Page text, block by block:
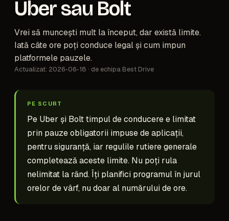
Uber sau Bolt
Vrei să muncești mult la început, dar există limite.
Iată câte ore poți conduce legal și cum impun
platformele pauzele.
Actualizat: 2026-06-18 · de echipa Best Drive
PE SCURT
Pe Uber și Bolt timpul de conducere e limitat
prin pauze obligatorii impuse de aplicații,
pentru siguranță, iar regulile rutiere generale
completează aceste limite. Nu poți rula
nelimitat la rând. Îți planifici programul în jurul
orelor de vârf, nu doar al numărului de ore.